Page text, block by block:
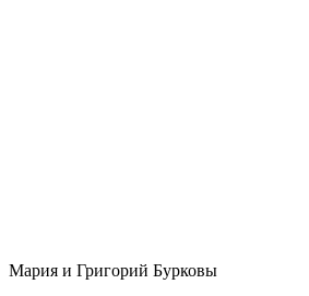
Мария и Григорий Бурковы